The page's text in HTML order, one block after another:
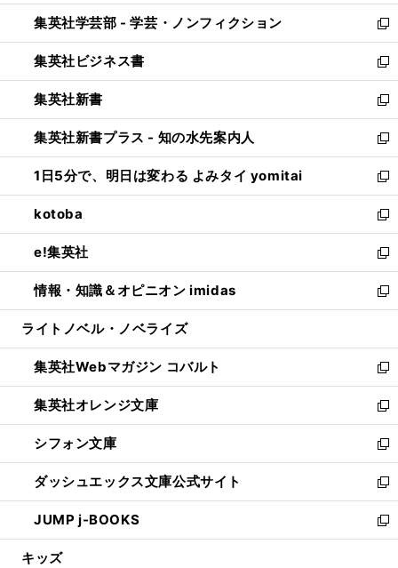
開
く
ウ
で
開
く
ン
ド
ウ
で
開
く
ウ
ィ
ン
ド
ウ
で
開
く
集英社学芸部 - 学芸・ノンフィクション
新
し
い
ウ
ィ
ン
ド
ウ
で
開
く
集英社ビジネス書
新
し
い
ウ
ィ
ン
ド
ウ
で
開
く
集英社新書
新
し
い
ウ
ィ
ン
ド
ウ
で
開
く
集英社新書プラス - 知の水先案内人
新
し
い
ウ
ィ
ン
ド
ウ
で
開
1日5分で、明日は変わる よみタイ yomitai
新
し
い
ウ
ィ
ン
ド
ウ
開
く
kotoba
新
し
い
ウ
ィ
ン
ウ
で
開
く
e!集英社
新
し
い
ウ
ン
ド
ウ
で
開
く
情報・知識＆オピニオン imidas
新
し
ウ
ィ
ン
ド
ウ
で
開
く
ライトノベル・ノベライズ
集英社Webマガジン コバルト
新
し
い
ウ
ィ
ン
ド
ウ
で
開
集英社オレンジ文庫
新
し
い
ウ
ィ
ン
ド
ウ
シフォン文庫
新
し
い
ウ
ィ
ン
ダッシュエックス文庫公式サイト
新
し
い
ウ
JUMP j-BOOKS
新
し
キッズ